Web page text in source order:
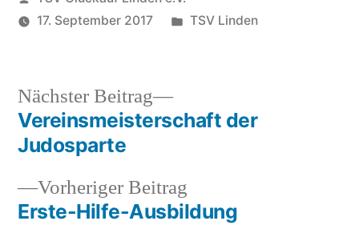
von
17. September 2017
Veröffentlicht
TSV Linden
Beitragsnavigation
Vorheriger Beitrag
Beitrag:
Erste-Hilfe-Ausbildung
Nächster Beitrag
Nächster
Beitrag:
Vereinsmeisterschaft der
Judosparte